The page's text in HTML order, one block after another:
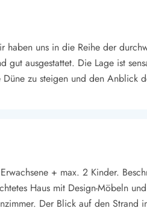
haben uns in die Reihe der
gut ausgestattet. Die Lage ist
zu steigen und den Anblick
+ max. 2 Kinder.
Haus mit Design-Möbeln
Der Blick auf den Strand